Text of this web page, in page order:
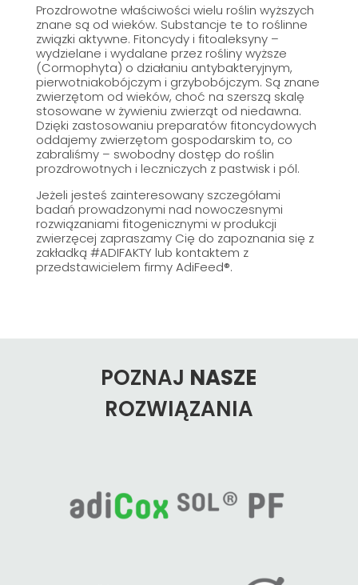
Prozdrowotne właściwości wielu roślin wyższych
znane są od wieków. Substancje te to roślinne
związki aktywne. Fitoncydy i fitoaleksyny –
wydzielane i wydalane przez rośliny wyższe
(Cormophyta) o działaniu antybakteryjnym,
pierwotniakobójczym i grzybobójczym. Są znane
zwierzętom od wieków, choć na szerszą skalę
stosowane w żywieniu zwierząt od niedawna.
Dzięki zastosowaniu preparatów fitoncydowych
oddajemy zwierzętom gospodarskim to, co
zabraliśmy – swobodny dostęp do roślin
prozdrowotnych i leczniczych z pastwisk i pól.
Jeżeli jesteś zainteresowany szczegółami
badań prowadzonymi nad nowoczesnymi
rozwiązaniami fitogenicznymi w produkcji
zwierzęcej zapraszamy Cię do zapoznania się z
zakładką #ADIFAKTY lub kontaktem z
przedstawicielem firmy AdiFeed®.
POZNAJ NASZE
ROZWIĄZANIA